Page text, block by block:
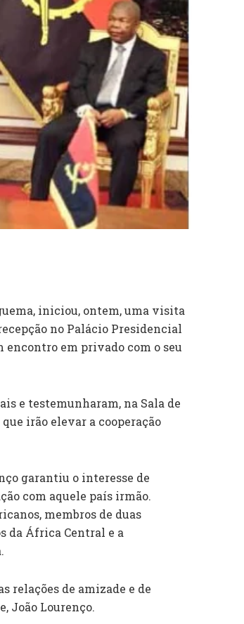
iniciou, ontem, uma visita
no Palácio Presidencial
encontro em privado com o seu
e testemunharam, na Sala de
irão elevar a cooperação
garantiu o interesse de
com aquele país irmão.
membros de duas
da África Central e a
relações de amizade e de
João Lourenço.